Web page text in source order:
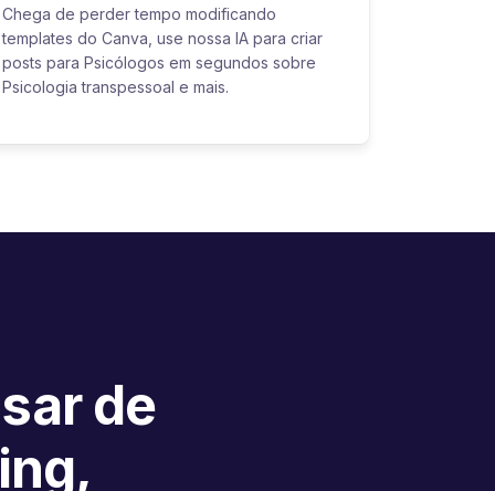
Chega de perder tempo modificando
templates do Canva, use nossa IA para criar
posts para Psicólogos em segundos sobre
Psicologia transpessoal e mais.
de